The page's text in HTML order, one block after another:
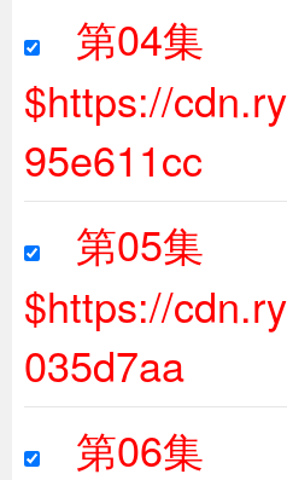
第04集
$https://
95e611cc
第05集
$https://
035d7aa
第06集